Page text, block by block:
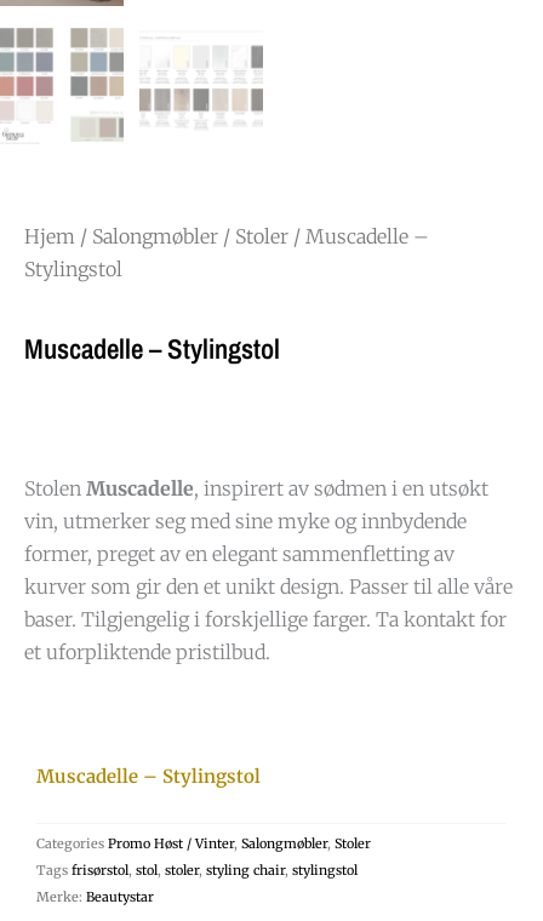
Hjem / Salongmøbler / Stoler / Muscadelle –
Stylingstol
Muscadelle – Stylingstol
Stolen Muscadelle, inspirert av sødmen i en utsøkt
vin, utmerker seg med sine myke og innbydende
former, preget av en elegant sammenfletting av
kurver som gir den et unikt design. Passer til alle våre
baser. Tilgjengelig i forskjellige farger. Ta kontakt for
et uforpliktende pristilbud.
Muscadelle – Stylingstol
Categories Promo Høst / Vinter, Salongmøbler, Stoler
Tags frisørstol, stol, stoler, styling chair, stylingstol
Merke: Beautystar